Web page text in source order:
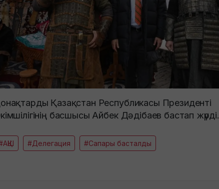
Қазақстан Республикасы Президенті
басшысы Айбек Дәдібаев бастап жүрді.
#Делегация #Сапары басталды